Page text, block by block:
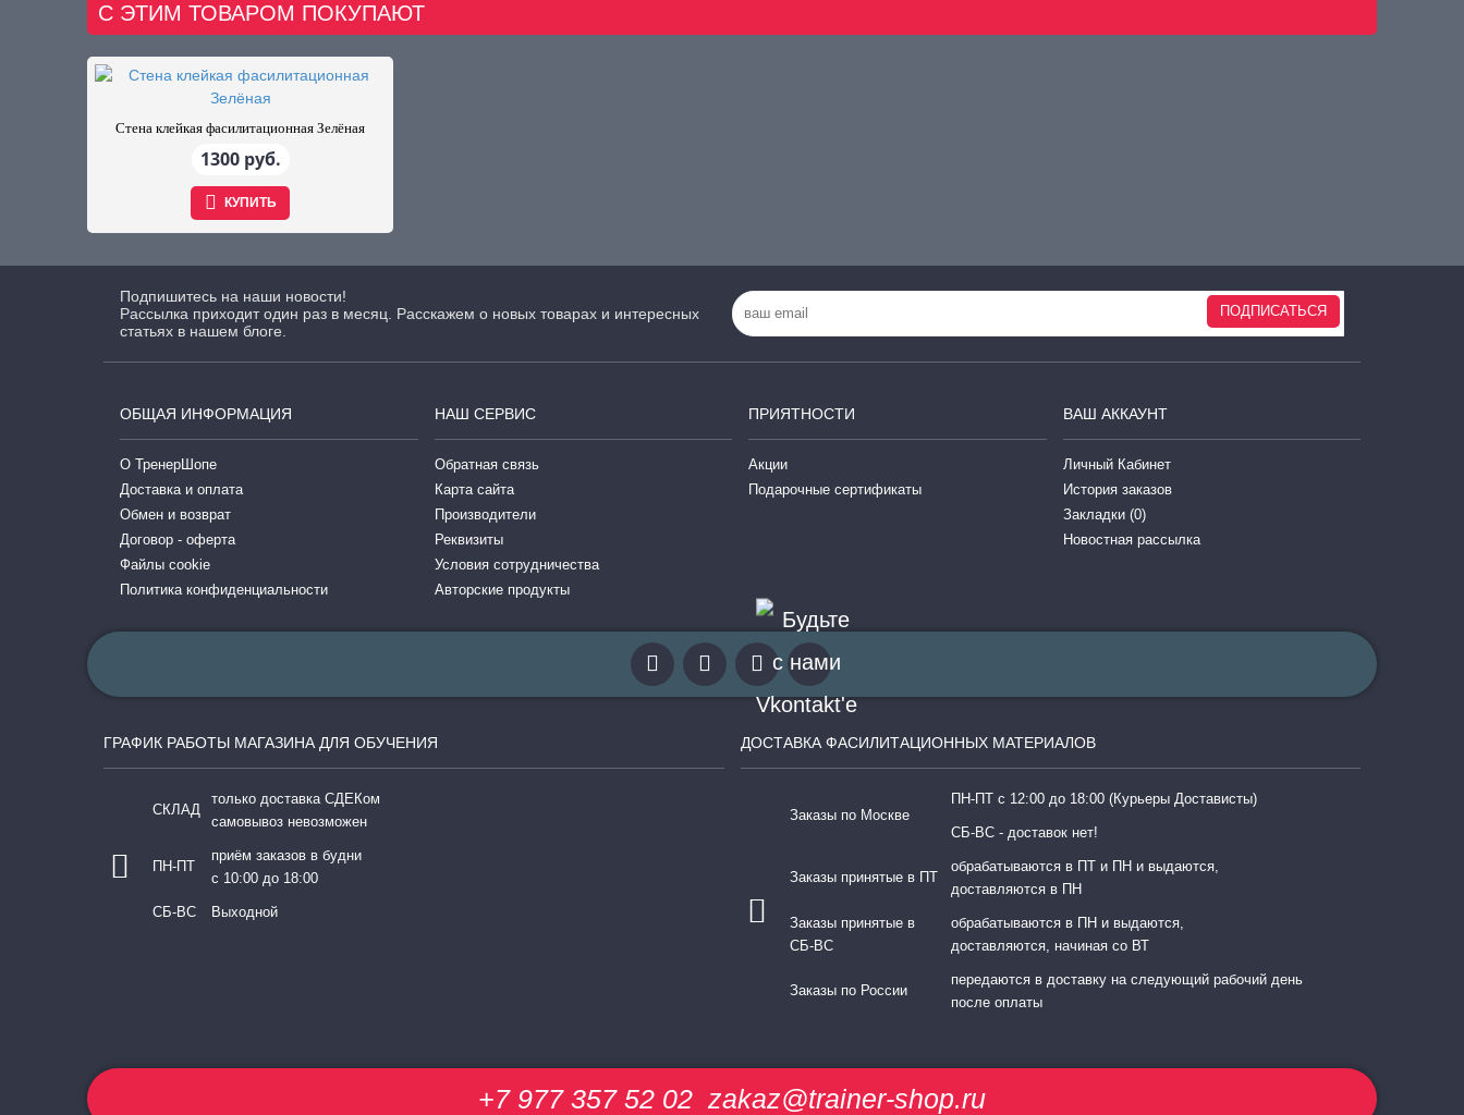
С ЭТИМ ТОВАРОМ ПОКУПАЮТ
Стена клейкая фасилитационная Зелёная
1300 руб.
КУПИТЬ
Подпишитесь на наши новости!
Рассылка приходит один раз в месяц. Расскажем о новых товарах и интересных
статьях в нашем блоге.
ПОДПИСАТЬСЯ
ОБЩАЯ ИНФОРМАЦИЯ
О ТренерШопе
Доставка и оплата
Обмен и возврат
Договор - оферта
Файлы cookie
Политика конфиденциальности
НАШ СЕРВИС
Обратная связь
Карта сайта
Производители
Реквизиты
Условия сотрудничества
Авторские продукты
ПРИЯТНОСТИ
Акции
Подарочные сертификаты
ВАШ АККАУНТ
Личный Кабинет
История заказов
Закладки (0)
Новостная рассылка
ГРАФИК РАБОТЫ МАГАЗИНА ДЛЯ ОБУЧЕНИЯ
СКЛАД
только доставка СДЕКом
самовывоз невозможен
ПН-ПТ
приём заказов в будни
с 10:00 до 18:00
СБ-ВС Выходной
ДОСТАВКА ФАСИЛИТАЦИОННЫХ МАТЕРИАЛОВ
Заказы по Москве
ПН-ПТ с 12:00 до 18:00 (Курьеры Достависты)
СБ-ВС - доставок нет!
Заказы принятые в ПТ
обрабатываются в ПТ и ПН и выдаются,
доставляются в ПН
Заказы принятые в
СБ-ВС
обрабатываются в ПН и выдаются,
доставляются, начиная со ВТ
Заказы по России
передаются в доставку на следующий рабочий день
после оплаты
+7 977 357 52 02 zakaz@trainer-shop.ru